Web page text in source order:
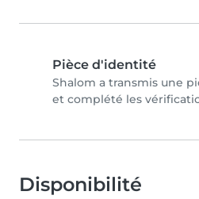
Pièce d'identité
Shalom a transmis une
et complété les
Disponibilité